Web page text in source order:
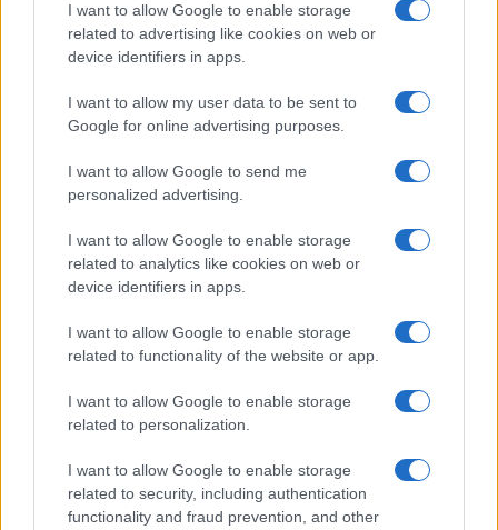
I want to allow Google to enable storage
related to advertising like cookies on web or
device identifiers in apps.
I want to allow my user data to be sent to
Google for online advertising purposes.
I want to allow Google to send me
personalized advertising.
I want to allow Google to enable storage
related to analytics like cookies on web or
device identifiers in apps.
I want to allow Google to enable storage
related to functionality of the website or app.
I want to allow Google to enable storage
related to personalization.
I want to allow Google to enable storage
related to security, including authentication
functionality and fraud prevention, and other
Nuova Zelanda: ondata di freddo eccezionale porta
neve a bassa quota
Francesca Lombardi · 4 Ago 2026
XPENG Partner del Teatro del Silenzio 2026: Veicoli
Rilancio degli impianti sciistici in Val Vigezzo, Val
Formazza e Valle Antrona